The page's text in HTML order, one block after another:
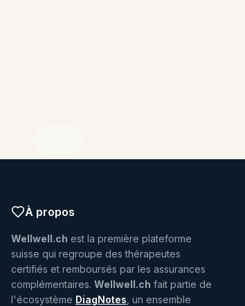
À propos
Wellwell.ch est la première plateforme
suisse qui regroupe des thérapeutes
certifiés et remboursés par les assurances
complémentaires. Wellwell.ch fait partie de
l'écosystème DiagNotes , un ensemble